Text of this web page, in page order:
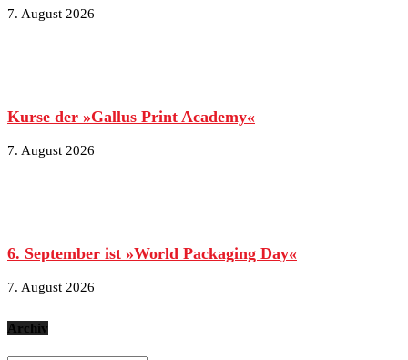
7. August 2026
Kurse der »Gallus Print Academy«
7. August 2026
6. September ist »World Packaging Day«
7. August 2026
Archiv